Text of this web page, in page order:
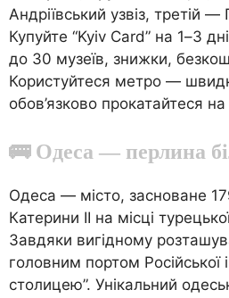
Андріївський узвіз, третій
Купуйте “Kyiv Card” на 1–3
до 30 музеїв, знижки,
Користуйтеся метро —
обов’язково прокатайтеся
🚌 Одеса — перлина
Одеса — місто, засноване
Катерини II на місці
Завдяки вигідному
головним портом Російської
столицею”. Унікальний